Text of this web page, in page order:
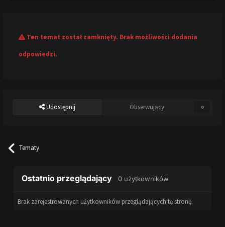
Ten temat został zamknięty. Brak możliwości dodania
odpowiedzi.
Udostępnij Obserwujący 0
Tematy
Ostatnio przeglądający 0 użytkowników
Brak zarejestrowanych użytkowników przeglądających tę stronę.